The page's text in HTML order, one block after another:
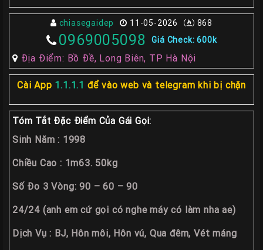
Các
Trung
Các
Miền
Tây
TP
Miền
Viên
chiasegaidep 11-05-2026 868
0969005098 Giá Check: 600k
Địa Điểm: Bồ Đề, Long Biên, TP Hà Nội
Cài App 1.1.1.1 để vào web và telegram khi bị chặn
Tóm Tắt Đặc Điểm Của Gái Gọi:
Sinh Năm : 1998
Chiều Cao : 1m63. 50kg
Số Đo 3 Vòng: 90 – 60 – 90
24/24 (anh em cứ gọi có nghe máy có làm nha ae)
Dịch Vụ : BJ, Hôn môi, Hôn vú, Qua đêm, Vét máng